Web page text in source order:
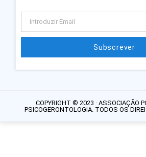
Subscrever
COPYRIGHT © 2023 · ASSOCIAÇÃO
PSICOGERONTOLOGIA. TODOS OS